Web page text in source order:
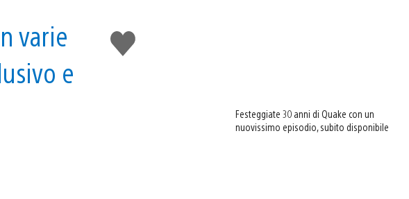
Mi
piace
varie
e
Festeggiate 30 anni di Quake con un
nuovissimo episodio, subito disponibile